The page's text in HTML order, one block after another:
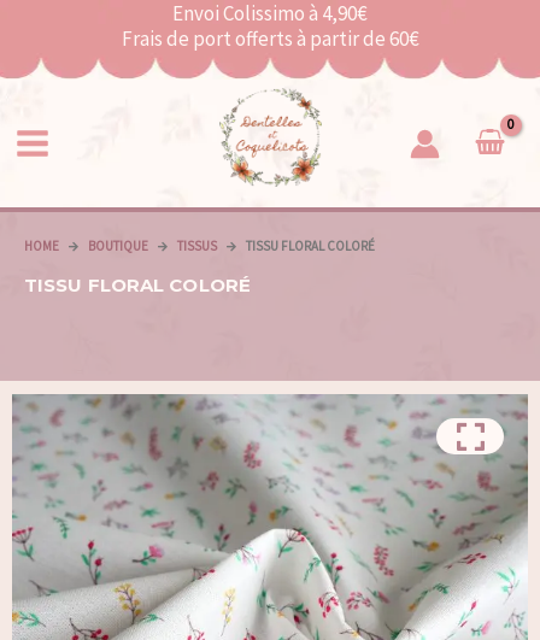
Envoi Colissimo à 4,90€
Frais de port offerts à partir de 60€
HOME BOUTIQUE TISSUS TISSU FLORAL COLORÉ
TISSU FLORAL COLORÉ